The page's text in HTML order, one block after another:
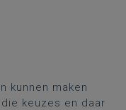
kunnen maken
keuzes en daar